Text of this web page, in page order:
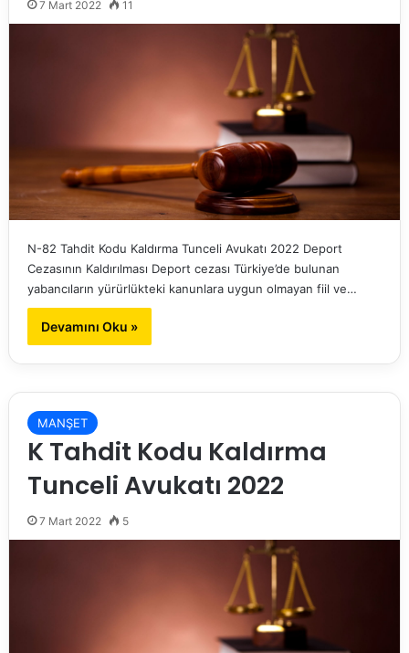
7 Mart 2022 11
N-82 Tahdit Kodu Kaldırma Tunceli Avukatı 2022 Deport
Cezasının Kaldırılması Deport cezası Türkiye’de bulunan
yabancıların yürürlükteki kanunlara uygun olmayan fiil ve…
Devamını Oku »
MANŞET
K Tahdit Kodu Kaldırma
Tunceli Avukatı 2022
7 Mart 2022 5